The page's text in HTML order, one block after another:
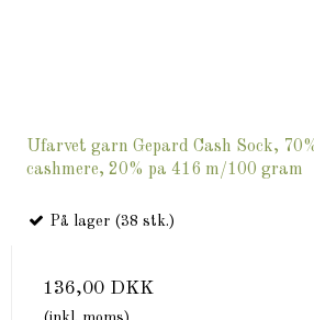
Ufarvet garn Gepard Cash Sock,
cashmere, 20% pa 416 m/100 gram
På lager (38 stk.)
136,00 DKK